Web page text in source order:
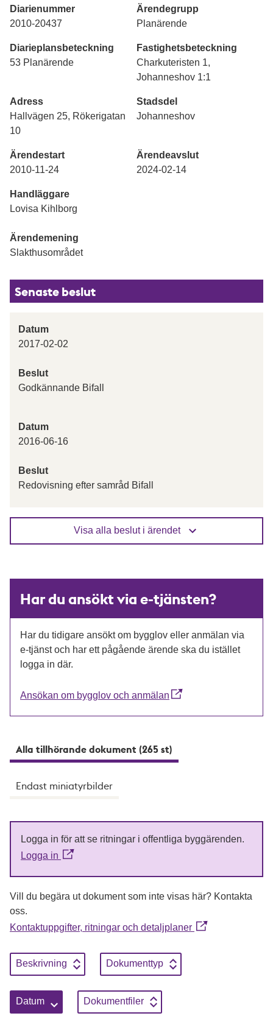
Diarienummer
2010-20437
Ärendegrupp
Planärende
Diarieplansbeteckning
53 Planärende
Fastighetsbeteckning
Charkuteristen 1,
Johanneshov 1:1
Adress
Hallvägen 25, Rökerigatan
10
Stadsdel
Johanneshov
Ärendestart
2010-11-24
Ärendeavslut
2024-02-14
Handläggare
Lovisa Kihlborg
Ärendemening
Slakthusområdet
Senaste beslut
Datum
2017-02-02
Beslut
Godkännande Bifall
Datum
2016-06-16
Beslut
Redovisning efter samråd Bifall
Visa alla beslut i ärendet
Har du ansökt via e-tjänsten?
Har du tidigare ansökt om bygglov eller anmälan via
e-tjänst och har ett pågående ärende ska du istället
logga in där.
Ansökan om bygglov och anmälan
Alla tillhörande dokument (265 st)
Endast miniatyrbilder
Logga in för att se ritningar i offentliga byggärenden.
Logga in
Vill du begära ut dokument som inte visas här? Kontakta
oss.
Kontaktuppgifter, ritningar och detaljplaner
Sortera genom att klicka på knapparna, enbart en sortering
Sortera på
Beskrivning Stigande Sortera på
DokumenttypStigande
Sortera på
DatumStigande Sortera på
DokumentfilerStigande